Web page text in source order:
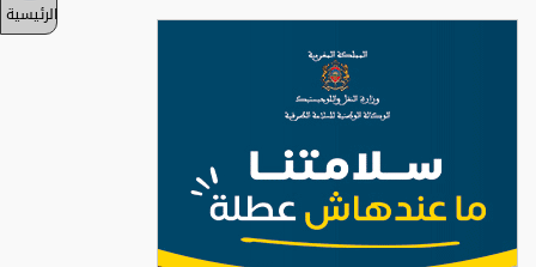
الرئيسية